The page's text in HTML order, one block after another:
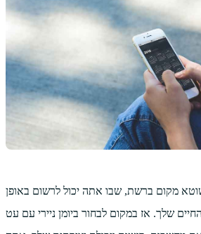
מקום ברשת, שבו אתה יכול לרשום באופן
שלך. אז במקום לבחור ביומן ניירי עם עט